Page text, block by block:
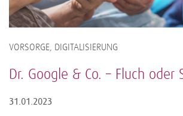
VORSORGE, DIGITALISIERUNG
Dr. Google & Co. – Fluch oder
31.01.2023